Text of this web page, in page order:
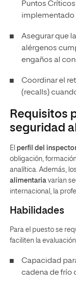
Puntos
implementado
Asegurar que
alérgenos
engaños al
Coordinar el
(recalls)
Requisitos
seguridad
El perfil del
obligación,
analítica. Además, los
alimentaria varían
internacional, la
Habilidades
Para el puesto se
faciliten la
Capacidad
cadena de frío